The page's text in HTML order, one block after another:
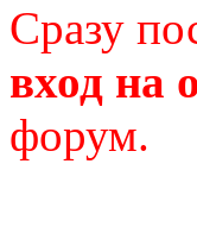
Сразу
вход на
форум.